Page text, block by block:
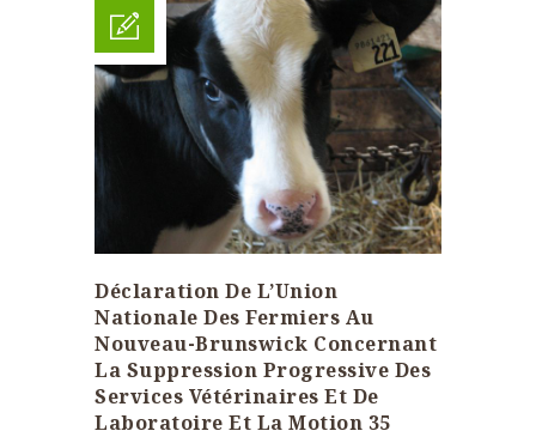
Déclaration De L’Union
Nationale Des Fermiers Au
Nouveau-Brunswick Concernant
La Suppression Progressive Des
Services Vétérinaires Et De
Laboratoire Et La Motion 35